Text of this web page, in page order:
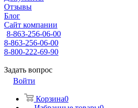
Отзывы
Блог
Сайт компании
8-863-256-06-00
8-863-256-06-00
8-800-222-69-90
Задать вопрос
Войти
Корзина0